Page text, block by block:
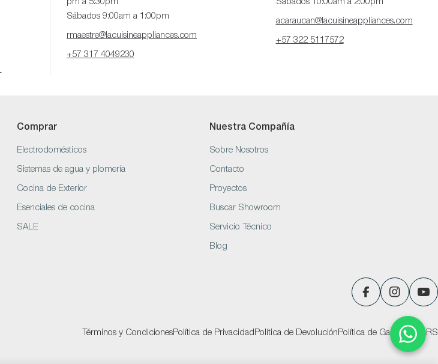
pm a 5:30pm
Sábados 9:00am a 1:00pm
rmaestre@lacuisineappliances.com
+57 317 4049230
Sábados 10:00am a 2:00pm
acaraucan@lacuisineappliances.com
+57 322 5117572
Comprar
Electrodomésticos
Sistemas de agua y plomería
Cocina de Exterior
Esenciales de cocina
SALE
Nuestra Compañía
Sobre Nosotros
Contacto
Proyectos
Buscar Showroom
Servicio Técnico
Blog
FacebookInstagram
Términos y CondicionesPolítica de Privacidad Política de Devolución Política de Garantías PQRS